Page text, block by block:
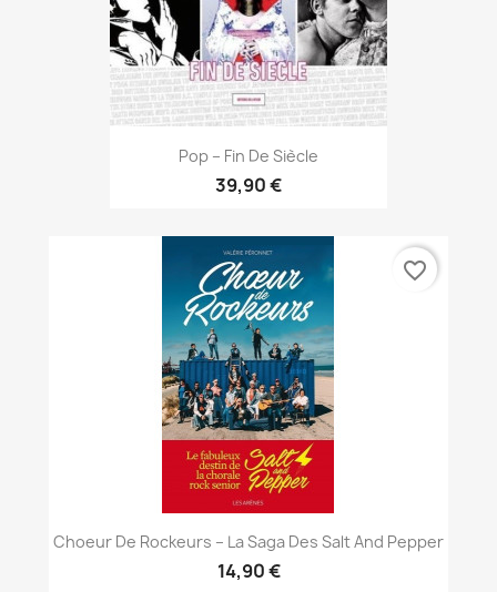
Pop – Fin De Siècle
39,90 €
Choeur De Rockeurs – La Saga Des Salt And Pepper
14,90 €
favorite_border